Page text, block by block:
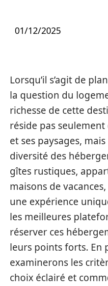
01/12/2025
Lorsqu’il s’agit de
la question du
richesse de cette
réside pas
et ses paysages,
diversité des
gîtes rustiques,
maisons de
une expérience
les meilleures
réserver ces
leurs points forts. En
examinerons les
choix éclairé et